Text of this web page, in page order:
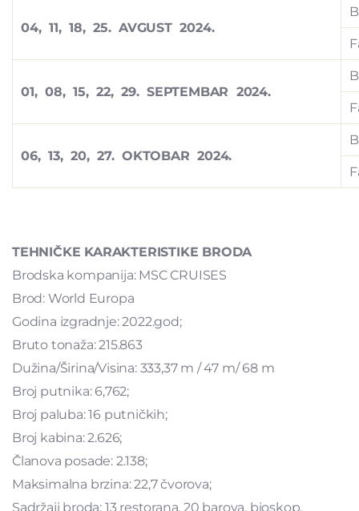
04, 11, 18, 25. AVGUST 2024.
01, 08, 15, 22, 29. SEPTEMBAR 2024.
06, 13, 20, 27. OKTOBAR 2024.
TEHNIČKE KARAKTERISTIKE BRODA
Brodska kompanija: MSC CRUISES
Brod: World Europa
Godina izgradnje: 2022.god;
Bruto tonaža: 215.863
Dužina/Širina/Visina: 333,37 m / 47 m/ 68 m
Broj putnika: 6,762;
Broj paluba: 16 putničkih;
Broj kabina: 2.626;
Članova posade: 2.138;
Maksimalna brzina: 22,7 čvorova;
Sadržaji broda: 13 restorana, 20 barova, bioskop,